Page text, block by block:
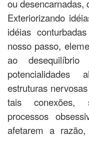
ou desencarnadas,
Exteriorizando
idéias
nosso passo,
ao desequilíbrio
estruturas
tais conexões,
processos
afetarem a